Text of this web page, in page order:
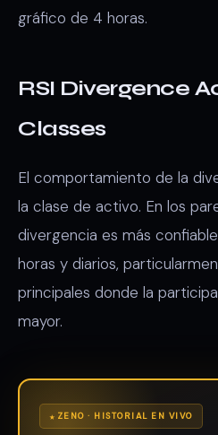
gráfico de 4 horas.
RSI Divergence
Classes
El comportamiento de la
la clase de activo. En los
divergencia es más
horas y diarios,
principales donde la
mayor.
ZENO · HISTORIAL EN VIVO